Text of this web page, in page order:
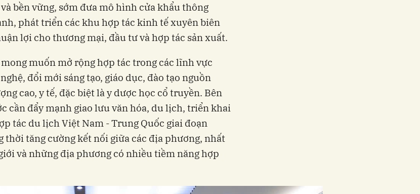
bền vững, sớm đưa mô hình cửa khẩu thông
phát triển các khu hợp tác kinh tế xuyên biên
lợi cho thương mại, đầu tư và hợp tác sản xuất.
muốn mở rộng hợp tác trong các lĩnh vực
đổi mới sáng tạo, giáo dục, đào tạo nguồn
cao, y tế, đặc biệt là y dược học cổ truyền. Bên
cần đẩy mạnh giao lưu văn hóa, du lịch, triển khai
tác du lịch Việt Nam - Trung Quốc giai đoạn
thời tăng cường kết nối giữa các địa phương, nhất
và những địa phương có nhiều tiềm năng hợp